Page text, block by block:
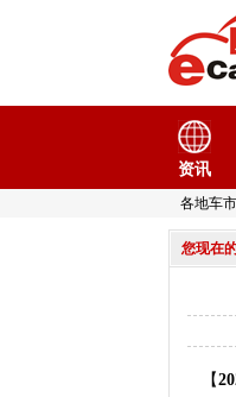
资讯
各地车市
您现在
【